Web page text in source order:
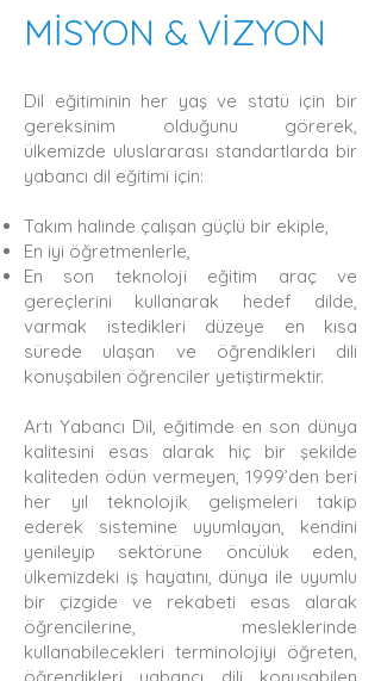
MİSYON & VİZYON
Dil eğitiminin her yaş ve statü için bir
gereksinim olduğunu görerek,
ülkemizde uluslararası standartlarda bir
yabancı dil eğitimi için:
Takım halinde çalışan güçlü bir ekiple,
En iyi öğretmenlerle,
En son teknoloji eğitim araç ve
gereçlerini kullanarak hedef dilde,
varmak istedikleri düzeye en kısa
sürede ulaşan ve öğrendikleri dili
konuşabilen öğrenciler yetiştirmektir.
Artı Yabancı Dil, eğitimde en son dünya
kalitesini esas alarak hiç bir şekilde
kaliteden ödün vermeyen, 1999’den beri
her yıl teknolojik gelişmeleri takip
ederek sistemine uyumlayan, kendini
yenileyip sektörüne öncülük eden,
ülkemizdeki iş hayatını, dünya ile uyumlu
bir çizgide ve rekabeti esas alarak
öğrencilerine, mesleklerinde
kullanabilecekleri terminolojiyi öğreten,